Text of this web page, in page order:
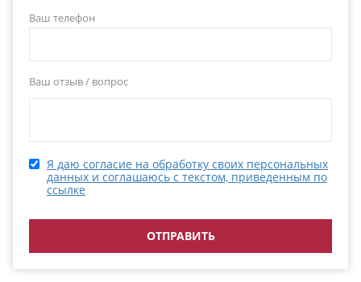
Ваш телефон
Ваш отзыв / вопрос
Я даю согласие на обработку своих персональных
данных и соглашаюсь с текстом, приведенным по
ссылке